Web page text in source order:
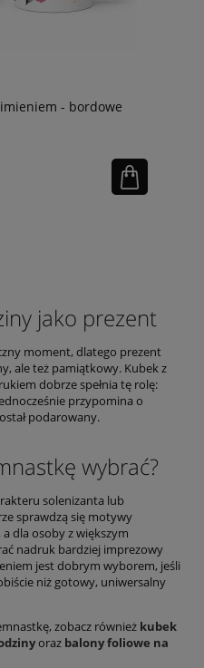
- bordowe
jako prezent
moment, dlatego prezent
ale też pamiątkowy. Kubek z
dobrze spełnia tę rolę:
przypomina o
podarowany.
wybrać?
solenizanta lub
sprawdzą się motywy
dla osoby z większym
nadruk bardziej imprezowy
jest dobrym wyborem, jeśli
niż gotowy, uniwersalny
zobacz również kubek
oraz balony foliowe na